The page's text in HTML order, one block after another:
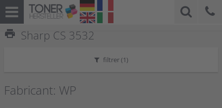
print Sharp CS 3532
filtrer (1)
Fabricant: WP